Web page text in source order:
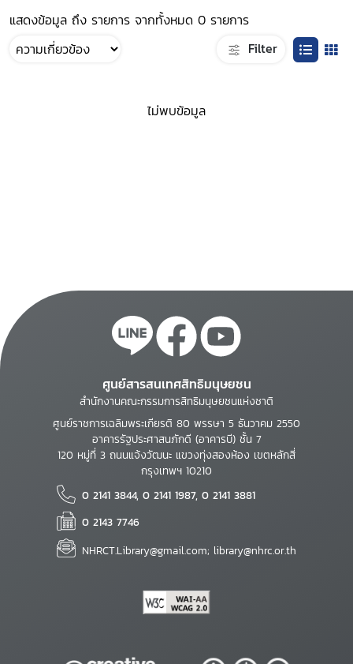
แสดงข้อมูล ถึง รายการ จากทั้งหมด 0 รายการ
Filter
ไม่พบข้อมูล
ศูนย์สารสนเทศสิทธิมนุษยชน
สำนักงานคณะกรรมการสิทธิมนุษยชนแห่งชาติ
ศูนย์ราชการเฉลิมพระเกียรติ 80 พรรษา 5 ธันวาคม 2550
อาคารรัฐประศาสนภักดี (อาคารบี) ชั้น 7
120 หมู่ที่ 3 ถนนแจ้งวัฒนะ แขวงทุ่งสองห้อง เขตหลักสี่
กรุงเทพฯ 10210
0 2141 3844, 0 2141 1987, 0 2141 3881
0 2143 7746
NHRCT.Library@gmail.com; library@nhrc.or.th